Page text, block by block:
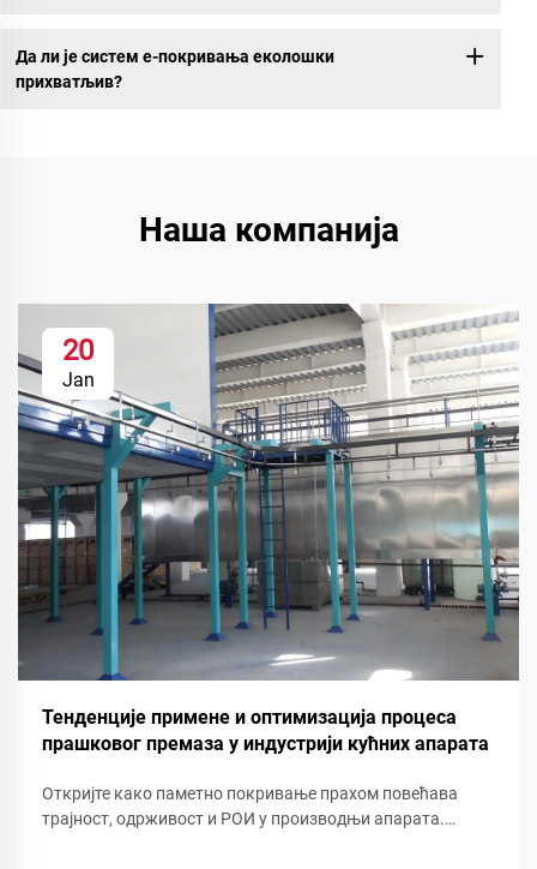
Да ли је систем е-покривања еколошки
прихватљив?
Наша компанија
20
Jan
Тенденције примене и оптимизација процеса
прашковог премаза у индустрији кућних апарата
Откријте како паметно покривање прахом повећава
трајност, одрживост и РОИ у производњи апарата.